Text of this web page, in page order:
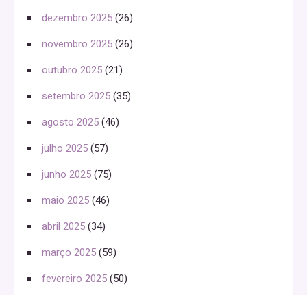
dezembro 2025 (26)
novembro 2025 (26)
outubro 2025 (21)
setembro 2025 (35)
agosto 2025 (46)
julho 2025 (57)
junho 2025 (75)
maio 2025 (46)
abril 2025 (34)
março 2025 (59)
fevereiro 2025 (50)